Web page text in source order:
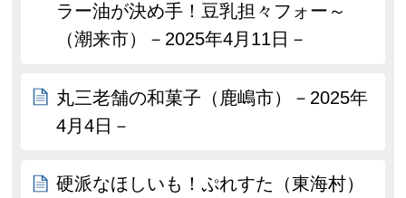
ラー油が決め手！豆乳担々フォー～
（潮来市）－2025年4月11日－
丸三老舗の和菓子（鹿嶋市）－2025年
4月4日－
硬派なほしいも！ぷれすた（東海村）